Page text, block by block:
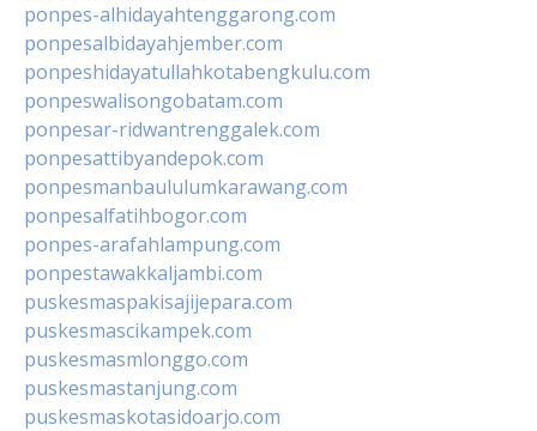
ponpes-alhidayahtenggarong.com
ponpesalbidayahjember.com
ponpeshidayatullahkotabengkulu.com
ponpeswalisongobatam.com
ponpesar-ridwantrenggalek.com
ponpesattibyandepok.com
ponpesmanbaululumkarawang.com
ponpesalfatihbogor.com
ponpes-arafahlampung.com
ponpestawakkaljambi.com
puskesmaspakisajijepara.com
puskesmascikampek.com
puskesmasmlonggo.com
puskesmastanjung.com
puskesmaskotasidoarjo.com